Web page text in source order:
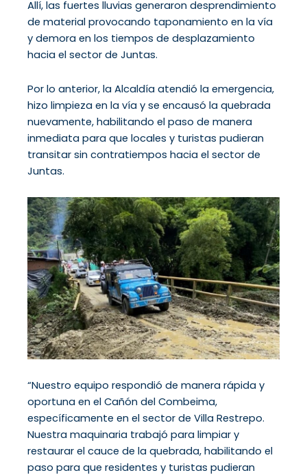
Allí, las fuertes lluvias generaron desprendimiento
de material provocando taponamiento en la vía
y demora en los tiempos de desplazamiento
hacia el sector de Juntas.
Por lo anterior, la Alcaldía atendió la emergencia,
hizo limpieza en la vía y se encausó la quebrada
nuevamente, habilitando el paso de manera
inmediata para que locales y turistas pudieran
transitar sin contratiempos hacia el sector de
Juntas.
“Nuestro equipo respondió de manera rápida y
oportuna en el Cañón del Combeima,
específicamente en el sector de Villa Restrepo.
Nuestra maquinaria trabajó para limpiar y
restaurar el cauce de la quebrada, habilitando el
paso para que residentes y turistas pudieran